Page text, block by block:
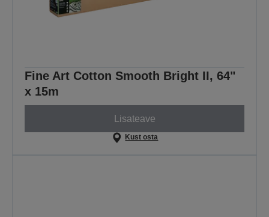
Fine Art Cotton Smooth Bright II, 64"
x 15m
Lisateave
Kust osta